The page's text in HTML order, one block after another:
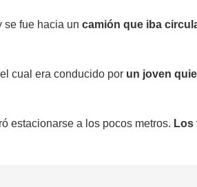
se fue hacia un camión que iba
cual era conducido por un joven
estacionarse a los pocos metros. Los